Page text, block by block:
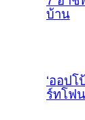
บ้าน
‘ออปโ
ร์ทโฟ